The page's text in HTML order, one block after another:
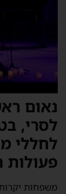
נאום
לסרי,
לחללי
משפחות